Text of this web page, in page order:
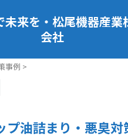
未来を・松尾機器産業
会社
事例 >
プ油詰まり・悪臭対